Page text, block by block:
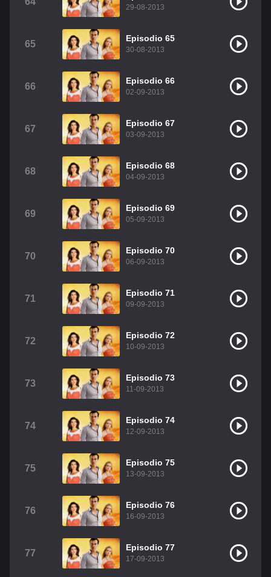
29-08-2013
65
Episodio 65
30-08-2013
66
Episodio 66
02-09-2013
67
Episodio 67
03-09-2013
68
Episodio 68
04-09-2013
69
Episodio 69
05-09-2013
70
Episodio 70
06-09-2013
71
Episodio 71
09-09-2013
72
Episodio 72
10-09-2013
73
Episodio 73
11-09-2013
74
Episodio 74
12-09-2013
75
Episodio 75
13-09-2013
76
Episodio 76
16-09-2013
77
Episodio 77
17-09-2013